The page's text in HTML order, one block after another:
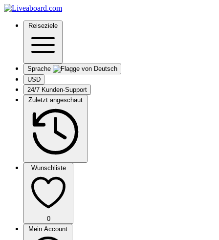
Reiseziele
Sprache
USD
24/7 Kunden-Support
Zuletzt angeschaut
Wunschliste
0
Mein Account